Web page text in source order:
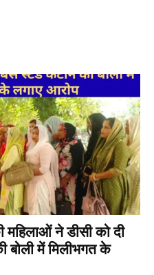
ने डीसी को दी
में मिलीभगत के